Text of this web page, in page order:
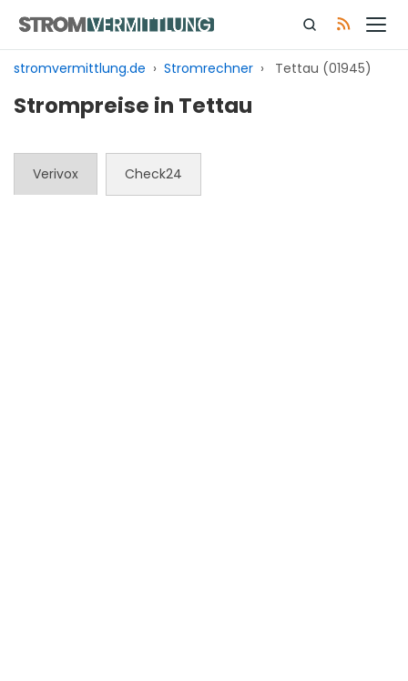
Inhalt
springen
stromvermittlung.de › Stromrechner › Tettau (01945)
Strompreise in Tettau
Verivox Check24